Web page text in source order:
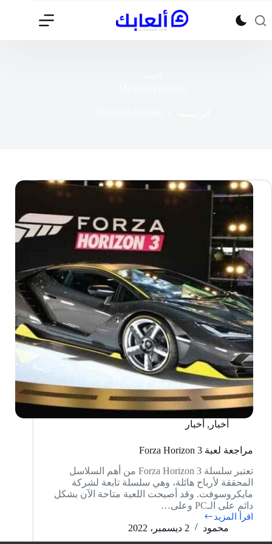
إلى
المحتوى
أخبار , أخبار
مراجعة لعبة 3 Forza Horizon
تعتبر سلسلة 3 Forza Horizon من أهم السلاسل
المحققة لأرباح هائلة، وهي سلسلة تابعة لشركة
مايكروسوفت. وقد أصبحت اللعبة متاحة الآن بشكل
دائم على الـPC وعلى…
اقرأ المزيد
مراجعة
محمود 2 ديسمبر، 2022